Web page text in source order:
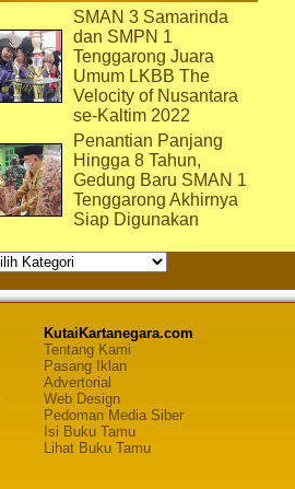
SMAN 3 Samarinda
dan SMPN 1
Tenggarong Juara
Umum LKBB The
Velocity of Nusantara
se-Kaltim 2022
Penantian Panjang
Hingga 8 Tahun,
Gedung Baru SMAN 1
Tenggarong Akhirnya
Siap Digunakan
KutaiKartanegara.com
Tentang Kami
Pasang Iklan
Advertorial
Web Design
Pedoman Media Siber
Isi Buku Tamu
Lihat Buku Tamu